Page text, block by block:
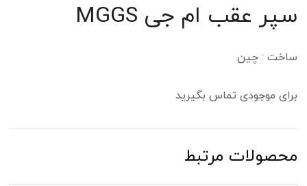
سپر عقب ام جی MGGS
ساخت : چین
برای موجودی تماس بگیرید
محصولات مرتبط